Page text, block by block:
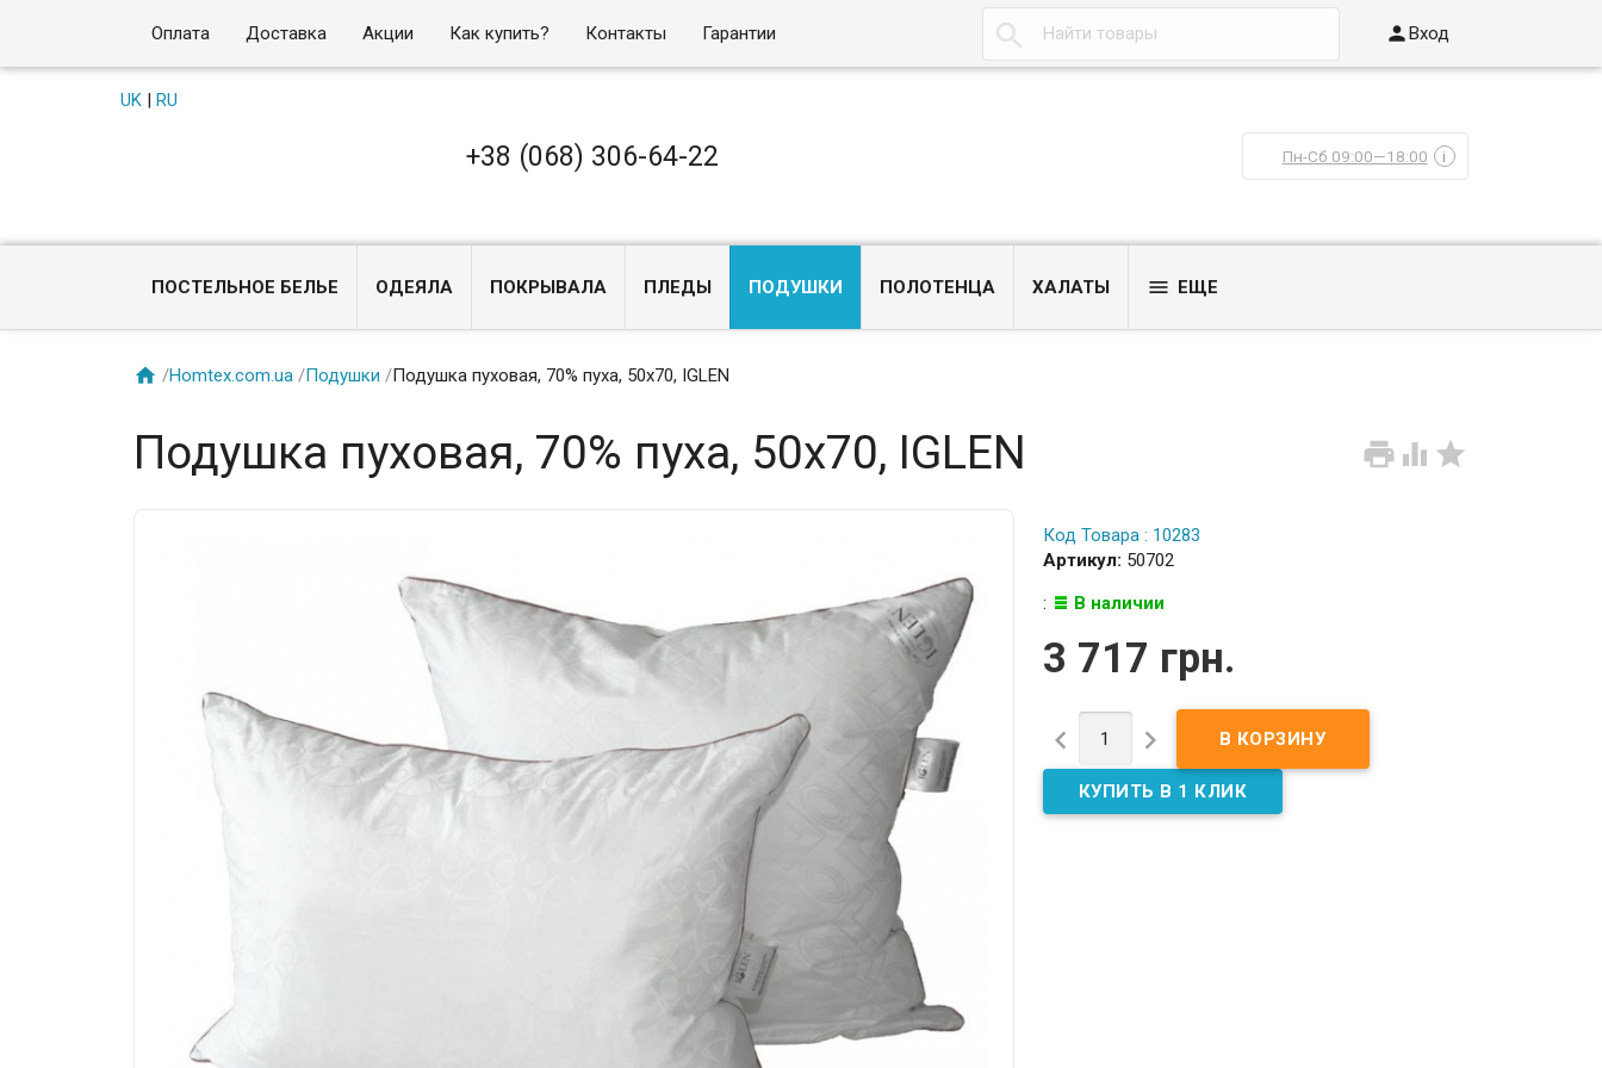
Оплата Доставка Акции Как купить? Контакты Гарантии  Вход
UK| RU
+38 (068) 306-64-22 Пн-Сб 09:00—18:00 i
ПОСТЕЛЬНОЕ БЕЛЬЕ ОДЕЯЛА ПОКРЫВАЛА ПЛЕДЫ ПОДУШКИ ПОЛОТЕНЦА ХАЛАТЫ  ЕЩЕ
 /Homtex.com.ua /Подушки /Подушка пуховая, 70% пуха, 50х70, IGLEN
  
Подушка пуховая, 70% пуха, 50х70, IGLEN
Код Товара : 10283
Артикул: 50702
:
В наличии
3 717 грн.
 